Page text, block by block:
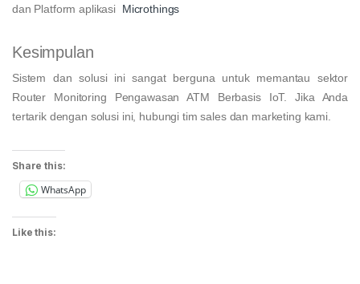
dan Platform aplikasi Microthings
Kesimpulan
Sistem dan solusi ini sangat berguna untuk memantau sektor
Router Monitoring Pengawasan ATM Berbasis IoT. Jika Anda
tertarik dengan solusi ini, hubungi tim sales dan marketing kami.
Share this:
WhatsApp
Like this: